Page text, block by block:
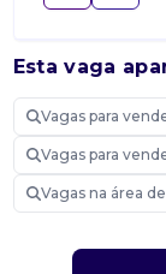
Esta vaga
Vagas para
Vagas para
Vagas na área